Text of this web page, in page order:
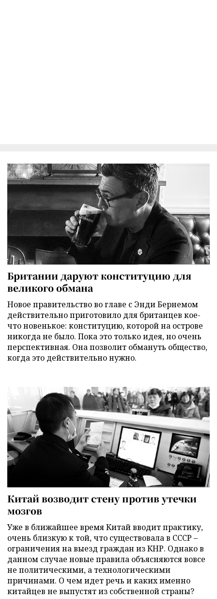
Британии даруют конституцию для
великого обмана
Новое правительство во главе с Энди Бернемом
действительно приготовило для британцев кое-
что новенькое: конституцию, которой на острове
никогда не было. Пока это только идея, но очень
перспективная. Она позволит обмануть общество,
когда это действительно нужно.
Китай возводит стену против утечки
мозгов
Уже в ближайшее время Китай вводит практику,
очень близкую к той, что существовала в СССР –
ограничения на выезд граждан из КНР. Однако в
данном случае новые правила объясняются вовсе
не политическими, а технологическими
причинами. О чем идет речь и каких именно
китайцев не выпустят из собственной страны?